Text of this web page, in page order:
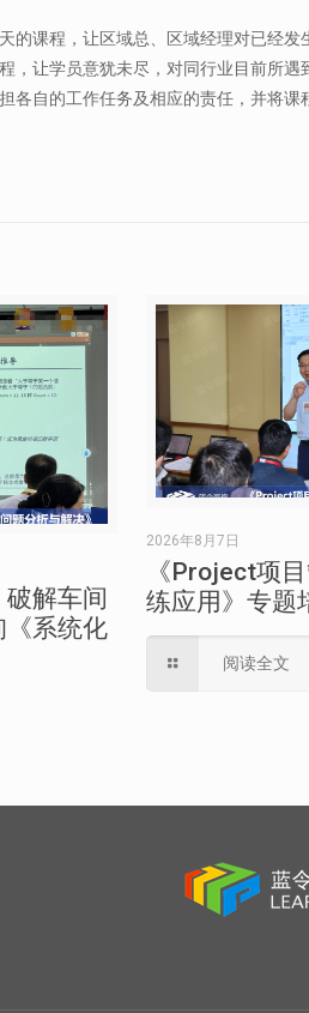
的课程，让区域总、区域经理对已经
，让学员意犹未尽，对同行业目前所
各自的工作任务及相应的责任，并将课
解车间
《系统化
2026年8月7日
《Project项
练应用》专题
阅读全文